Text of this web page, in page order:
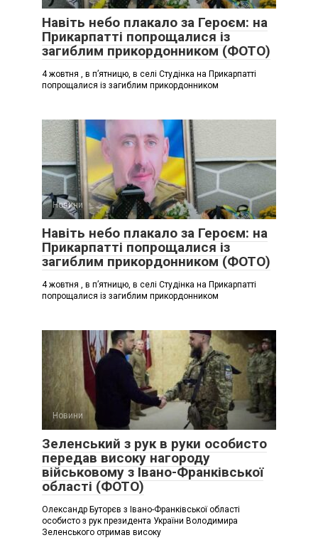
Навіть небо плакало за Героєм: на
Прикарпатті попрощалися із
загиблим прикордонником (ФОТО)
4 жовтня , в п’ятницю, в селі Студінка на Прикарпатті
попрощалися із загиблим прикордонником
Новини
Навіть небо плакало за Героєм: на
Прикарпатті попрощалися із
загиблим прикордонником (ФОТО)
4 жовтня , в п’ятницю, в селі Студінка на Прикарпатті
попрощалися із загиблим прикордонником
Новини
Зеленський з рук в руки особисто
передав високу нагороду
військовому з Івано-Франківської
області (ФОТО)
Олександр Буторєв з Івано-Франківської області
особисто з рук президента України Володимира
Зеленського отримав високу